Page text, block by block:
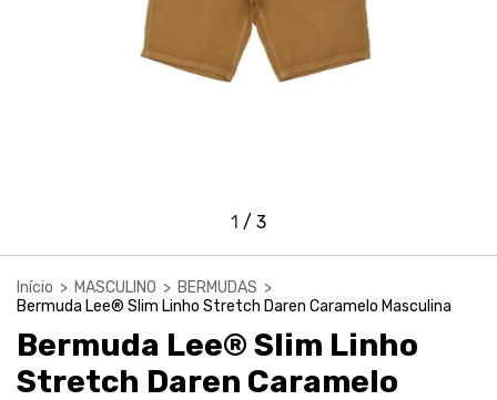
1 / 3
Início > MASCULINO > BERMUDAS >
Bermuda Lee® Slim Linho Stretch Daren Caramelo Masculina
Bermuda Lee® Slim Linho
Stretch Daren Caramelo